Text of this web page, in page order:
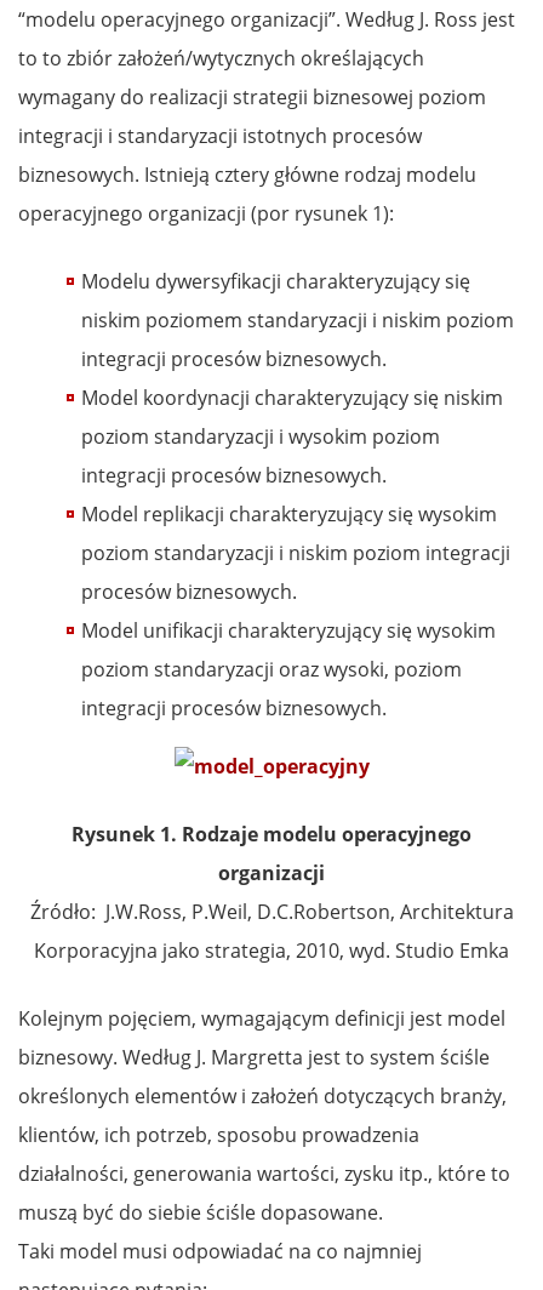
“modelu operacyjnego organizacji”. Według J. Ross jest
to to zbiór założeń/wytycznych określających
wymagany do realizacji strategii biznesowej poziom
integracji i standaryzacji istotnych procesów
biznesowych. Istnieją cztery główne rodzaj modelu
operacyjnego organizacji (por rysunek 1):
Modelu dywersyfikacji charakteryzujący się
niskim poziomem standaryzacji i niskim poziom
integracji procesów biznesowych.
Model koordynacji charakteryzujący się niskim
poziom standaryzacji i wysokim poziom
integracji procesów biznesowych.
Model replikacji charakteryzujący się wysokim
poziom standaryzacji i niskim poziom integracji
procesów biznesowych.
Model unifikacji charakteryzujący się wysokim
poziom standaryzacji oraz wysoki, poziom
integracji procesów biznesowych.
Rysunek 1. Rodzaje modelu operacyjnego
organizacji
Źródło: J.W.Ross, P.Weil, D.C.Robertson, Architektura
Korporacyjna jako strategia, 2010, wyd. Studio Emka
Kolejnym pojęciem, wymagającym definicji jest model
biznesowy. Według J. Margretta jest to system ściśle
określonych elementów i założeń dotyczących branży,
klientów, ich potrzeb, sposobu prowadzenia
działalności, generowania wartości, zysku itp., które to
muszą być do siebie ściśle dopasowane.
Taki model musi odpowiadać na co najmniej